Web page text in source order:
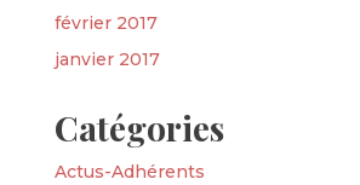
février 2017
janvier 2017
Catégories
Actus-Adhérents